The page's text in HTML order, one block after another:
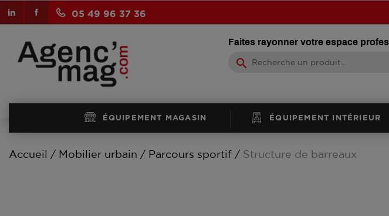
05 49 96 37 36
Facebook
LinkedIn
Faites rayonner votre espace
search
ÉQUIPEMENT MAGASIN ÉQUIPEMENT INTÉRIEUR
Accueil Mobilier urbain Parcours sportif Structure de barreaux